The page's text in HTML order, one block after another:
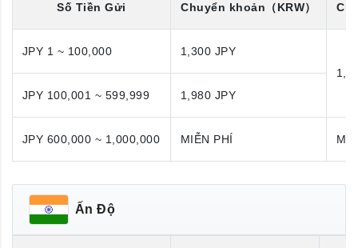
Số Tiền Gửi Chuyển khoản （KRW）
JPY 1 ~ 100,000
1,300 JPY
JPY 100,001 ~ 599,999
1,980 JPY
JPY 600,000 ~ 1,000,000 MIỄN PHÍ
Ấn Độ